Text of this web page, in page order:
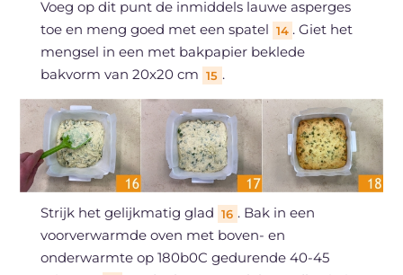
Voeg op dit punt de inmiddels lauwe asperges
toe en meng goed met een spatel 14 . Giet het
mengsel in een met bakpapier beklede
bakvorm van 20x20 cm 15 .
Strijk het gelijkmatig glad 16 . Bak in een
voorverwarmde oven met boven- en
onderwarmte op 180b0C gedurende 40-45